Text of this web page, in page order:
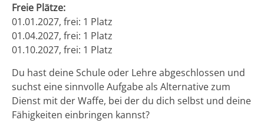
Freie Plätze:
01.01.2027, frei: 1 Platz
01.04.2027, frei: 1 Platz
01.10.2027, frei: 1 Platz
Du hast deine Schule oder Lehre abgeschlossen und
suchst eine sinnvolle Aufgabe als Alternative zum
Dienst mit der Waffe, bei der du dich selbst und deine
Fähigkeiten einbringen kannst?